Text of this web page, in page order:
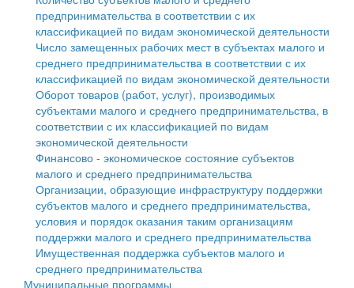
Здравоохранение
Социальная защита
Фотоальбом
Муниципальный контроль
Муниципальные услуги
Проекты административных регламентов
Антимонопольный комплаенс
Противодействие коррупции
среднего предпринимательства
Информационная поддержка субъектов малого и
среднего предпринимательства
Муниципальные программы
Контрольно-счетная палата
Персональные данные
Оценка регулирующего воздействия
Деятельность МУ
Нормативы градостроительного проектирования
предпринимательства в соответствии с их
классификацией по видам экономической деятельности
Число замещенных рабочих мест в субъектах малого и
среднего предпринимательства в соответствии с их
классификацией по видам экономической деятельности
Оборот товаров (работ, услуг), производимых
субъектами малого и среднего предпринимательства, в
соответствии с их классификацией по видам
экономической деятельности
Финансово - экономическое состояние субъектов
малого и среднего предпринимательства
Организации, образующие инфраструктуру поддержки
субъектов малого и среднего предпринимательства,
условия и порядок оказания таким организациям
поддержки малого и среднего предпринимательства
Имущественная поддержка субъектов малого и
среднего предпринимательства
Муниципальные программы